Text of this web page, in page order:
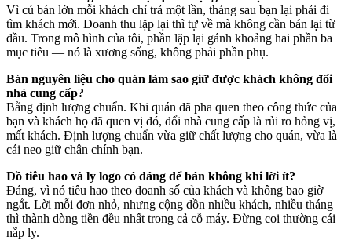
Vì cú bán lớn mỗi khách chỉ trả một lần, tháng sau bạn lại phải đi
tìm khách mới. Doanh thu lặp lại thì tự về mà không cần bán lại từ
đầu. Trong mô hình của tôi, phần lặp lại gánh khoảng hai phần ba
mục tiêu — nó là xương sống, không phải phần phụ.
Bán nguyên liệu cho quán làm sao giữ được khách không đổi
nhà cung cấp?
Bằng định lượng chuẩn. Khi quán đã pha quen theo công thức của
bạn và khách họ đã quen vị đó, đổi nhà cung cấp là rủi ro hỏng vị,
mất khách. Định lượng chuẩn vừa giữ chất lượng cho quán, vừa là
cái neo giữ chân chính bạn.
Đồ tiêu hao và ly logo có đáng để bán không khi lời ít?
Đáng, vì nó tiêu hao theo doanh số của khách và không bao giờ
ngắt. Lời mỗi đơn nhỏ, nhưng cộng dồn nhiều khách, nhiều tháng
thì thành dòng tiền đều nhất trong cả cỗ máy. Đừng coi thường cái
nắp ly.